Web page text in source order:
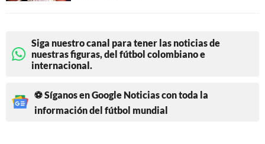
Siga nuestro canal para tener las noticias de
nuestras figuras, del fútbol colombiano e
internacional.
⚽ Síganos en Google Noticias con toda la
información del fútbol mundial